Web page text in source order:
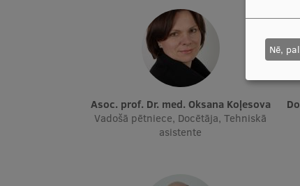
Asoc. prof. Dr. med. Oksana Koļesova
Vadošā pētniece, Docētāja, Tehniskā
asistente
Nē,